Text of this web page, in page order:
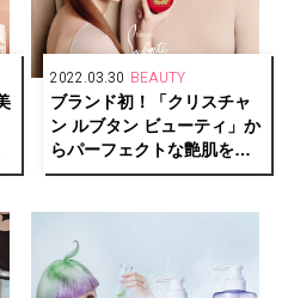
2022.03.30 BEAUTY
ブランド初！「クリスチャ
ン ルブタン ビューティ」か
らパーフェクトな艶肌を叶
えるクッションファンデー